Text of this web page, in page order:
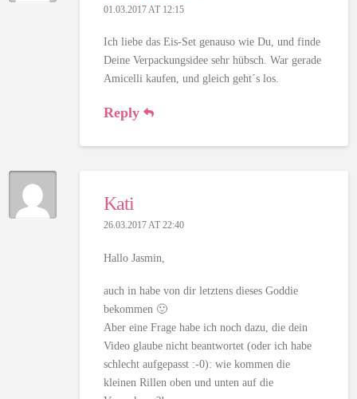
01.03.2017 AT 12:15
Ich liebe das Eis-Set genauso wie Du, und finde
Deine Verpackungsidee sehr hübsch. War gerade
Amicelli kaufen, und gleich geht´s los.
Reply
Kati
26.03.2017 AT 22:40
Hallo Jasmin,
auch in habe von dir letztens dieses Goddie
bekommen 🙂
Aber eine Frage habe ich noch dazu, die dein
Video glaube nicht beantwortet (oder ich habe
schlecht aufgepasst :-0): wie kommen die
kleinen Rillen oben und unten auf die